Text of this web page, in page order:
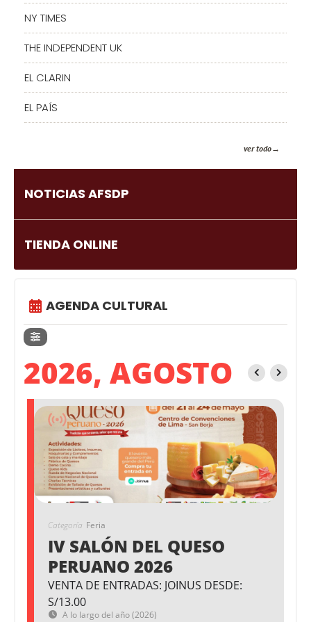
NY TIMES
THE INDEPENDENT UK
EL CLARIN
EL PAÍS
ver todo
NOTICIAS AFSDP
TIENDA ONLINE
AGENDA CULTURAL
2026, AGOSTO
Categoría Feria
IV SALÓN DEL QUESO
PERUANO 2026
VENTA DE ENTRADAS: JOINUS DESDE:
S/13.00
A lo largo del año (2026)